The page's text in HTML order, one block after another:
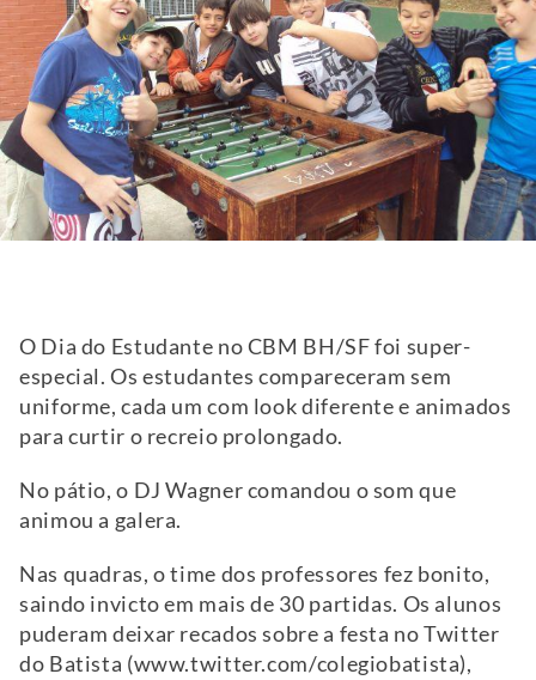
O Dia do Estudante no CBM BH/SF foi super-
especial. Os estudantes compareceram sem
uniforme, cada um com look diferente e animados
para curtir o recreio prolongado.
No pátio, o DJ Wagner comandou o som que
animou a galera.
Nas quadras, o time dos professores fez bonito,
saindo invicto em mais de 30 partidas. Os alunos
puderam deixar recados sobre a festa no Twitter
do Batista (www.twitter.com/colegiobatista),